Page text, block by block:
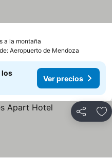
a la montaña
Aeropuerto de Mendoza
los
Ver precios
Compartir